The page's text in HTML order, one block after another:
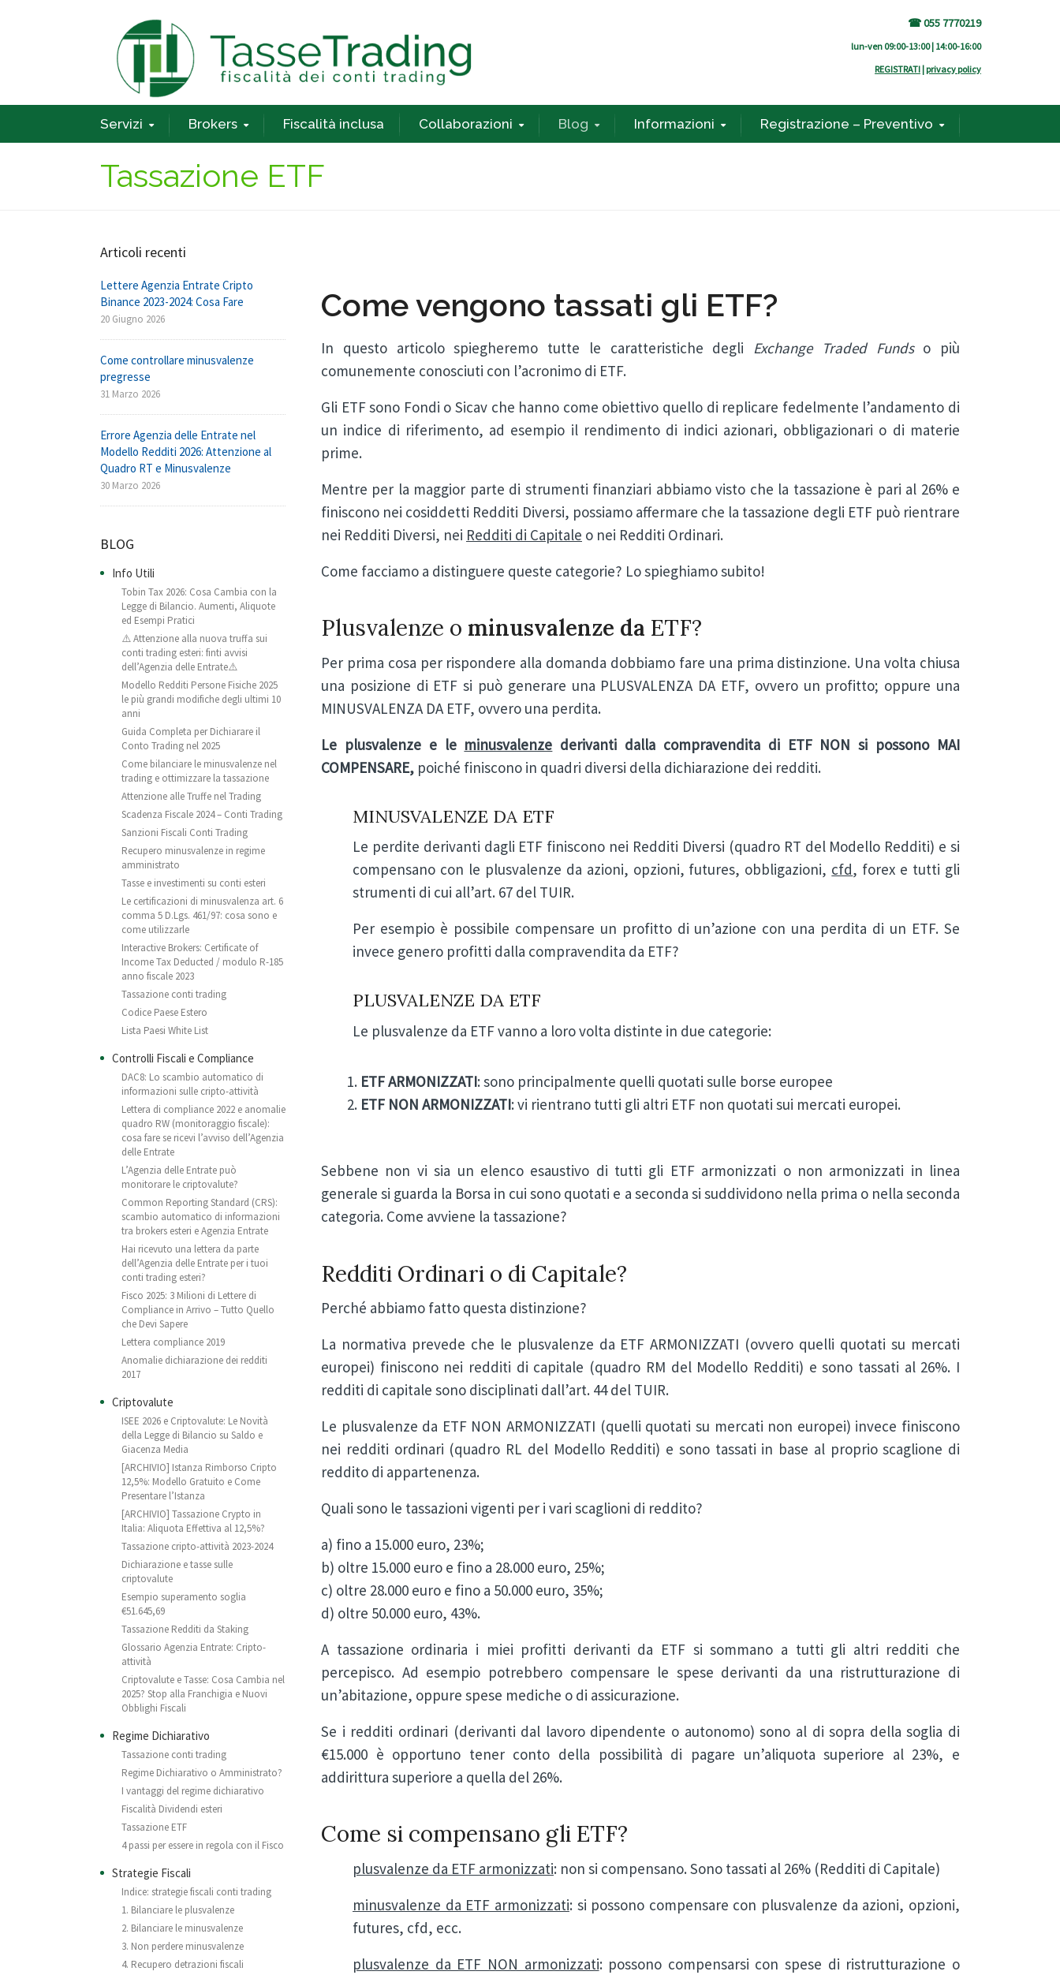
☎ 055 7770219
lun-ven 09:00-13:00 | 14:00-16:00
REGISTRATI | privacy policy
Servizi Brokers Fiscalità inclusa Collaborazioni Blog Informazioni Registrazione – Preventivo
Tassazione ETF
Come vengono tassati gli ETF?
In questo articolo spiegheremo tutte le caratteristiche degli Exchange Traded Fundso più
comunemente conosciuti con l’acronimo di ETF.
Gli ETF sono Fondi o Sicav che hanno come obiettivo quello di replicare fedelmente l’andamento di
un indice di riferimento, ad esempio il rendimento di indici azionari, obbligazionari o di materie
prime.
Mentre per la maggior parte di strumenti finanziari abbiamo visto che la tassazione è pari al 26% e
finiscono nei cosiddetti Redditi Diversi, possiamo affermare che la tassazione degli ETF può rientrare
nei Redditi Diversi, nei Redditi di Capitale o nei Redditi Ordinari.
Come facciamo a distinguere queste categorie? Lo spieghiamo subito!
Plusvalenze o minusvalenze da ETF?
Per prima cosa per rispondere alla domanda dobbiamo fare una prima distinzione. Una volta chiusa
una posizione di ETF si può generare una PLUSVALENZA DA ETF, ovvero un profitto; oppure una
MINUSVALENZA DA ETF, ovvero una perdita.
Le plusvalenze e le minusvalenze derivanti dalla compravendita di ETF NON si possono MAI
COMPENSARE, poiché finiscono in quadri diversi della dichiarazione dei redditi.
MINUSVALENZE DA ETF
Le perdite derivanti dagli ETF finiscono nei Redditi Diversi (quadro RT del Modello Redditi) e si
compensano con le plusvalenze da azioni, opzioni, futures, obbligazioni, cfd, forex e tutti gli
strumenti di cui all’art. 67 del TUIR.
Per esempio è possibile compensare un profitto di un’azione con una perdita di un ETF. Se
invece genero profitti dalla compravendita da ETF?
PLUSVALENZE DA ETF
Le plusvalenze da ETF vanno a loro volta distinte in due categorie:
ETF ARMONIZZATI: sono principalmente quelli quotati sulle borse europee
ETF NON ARMONIZZATI: vi rientrano tutti gli altri ETF non quotati sui mercati europei.
Sebbene non vi sia un elenco esaustivo di tutti gli ETF armonizzati o non armonizzati in linea
generale si guarda la Borsa in cui sono quotati e a seconda si suddividono nella prima o nella seconda
categoria. Come avviene la tassazione?
Redditi Ordinari o di Capitale?
Perché abbiamo fatto questa distinzione?
La normativa prevede che le plusvalenze da ETF ARMONIZZATI (ovvero quelli quotati su mercati
europei) finiscono nei redditi di capitale (quadro RM del Modello Redditi) e sono tassati al 26%. I
redditi di capitale sono disciplinati dall’art. 44 del TUIR.
Le plusvalenze da ETF NON ARMONIZZATI (quelli quotati su mercati non europei) invece finiscono
nei redditi ordinari (quadro RL del Modello Redditi) e sono tassati in base al proprio scaglione di
reddito di appartenenza.
Quali sono le tassazioni vigenti per i vari scaglioni di reddito?
a) fino a 15.000 euro, 23%;
b) oltre 15.000 euro e fino a 28.000 euro, 25%;
c) oltre 28.000 euro e fino a 50.000 euro, 35%;
d) oltre 50.000 euro, 43%.
A tassazione ordinaria i miei profitti derivanti da ETF si sommano a tutti gli altri redditi che
percepisco. Ad esempio potrebbero compensare le spese derivanti da una ristrutturazione di
un’abitazione, oppure spese mediche o di assicurazione.
Se i redditi ordinari (derivanti dal lavoro dipendente o autonomo) sono al di sopra della soglia di
€15.000 è opportuno tener conto della possibilità di pagare un’aliquota superiore al 23%, e
addirittura superiore a quella del 26%.
Come si compensano gli ETF?
plusvalenze da ETF armonizzati: non si compensano. Sono tassati al 26% (Redditi di Capitale)
minusvalenze da ETF armonizzati: si possono compensare con plusvalenze da azioni, opzioni,
futures, cfd, ecc.
plusvalenze da ETF NON armonizzati: possono compensarsi con spese di ristrutturazione o
Articoli recenti
Lettere Agenzia Entrate Cripto
Binance 2023-2024: Cosa Fare
20 Giugno 2026
Come controllare minusvalenze
pregresse
31 Marzo 2026
Errore Agenzia delle Entrate nel
Modello Redditi 2026: Attenzione al
Quadro RT e Minusvalenze
30 Marzo 2026
BLOG
Info Utili
Tobin Tax 2026: Cosa Cambia con la
Legge di Bilancio. Aumenti, Aliquote
ed Esempi Pratici
⚠️ Attenzione alla nuova truffa sui
conti trading esteri: finti avvisi
dell’Agenzia delle Entrate⚠️
Modello Redditi Persone Fisiche 2025
le più grandi modifiche degli ultimi 10
anni
Guida Completa per Dichiarare il
Conto Trading nel 2025
Come bilanciare le minusvalenze nel
trading e ottimizzare la tassazione
Attenzione alle Truffe nel Trading
Scadenza Fiscale 2024 – Conti Trading
Sanzioni Fiscali Conti Trading
Recupero minusvalenze in regime
amministrato
Tasse e investimenti su conti esteri
Le certificazioni di minusvalenza art. 6
comma 5 D.Lgs. 461/97: cosa sono e
come utilizzarle
Interactive Brokers: Certificate of
Income Tax Deducted / modulo R-185
anno fiscale 2023
Tassazione conti trading
Codice Paese Estero
Lista Paesi White List
Controlli Fiscali e Compliance
DAC8: Lo scambio automatico di
informazioni sulle cripto-attività
Lettera di compliance 2022 e anomalie
quadro RW (monitoraggio fiscale):
cosa fare se ricevi l’avviso dell’Agenzia
delle Entrate
L’Agenzia delle Entrate può
monitorare le criptovalute?
Common Reporting Standard (CRS):
scambio automatico di informazioni
tra brokers esteri e Agenzia Entrate
Hai ricevuto una lettera da parte
dell’Agenzia delle Entrate per i tuoi
conti trading esteri?
Fisco 2025: 3 Milioni di Lettere di
Compliance in Arrivo – Tutto Quello
che Devi Sapere
Lettera compliance 2019
Anomalie dichiarazione dei redditi
2017
Criptovalute
ISEE 2026 e Criptovalute: Le Novità
della Legge di Bilancio su Saldo e
Giacenza Media
[ARCHIVIO] Istanza Rimborso Cripto
12,5%: Modello Gratuito e Come
Presentare l’Istanza
[ARCHIVIO] Tassazione Crypto in
Italia: Aliquota Effettiva al 12,5%?
Tassazione cripto-attività 2023-2024
Dichiarazione e tasse sulle
criptovalute
Esempio superamento soglia
€51.645,69
Tassazione Redditi da Staking
Glossario Agenzia Entrate: Cripto-
attività
Criptovalute e Tasse: Cosa Cambia nel
2025? Stop alla Franchigia e Nuovi
Obblighi Fiscali
Regime Dichiarativo
Tassazione conti trading
Regime Dichiarativo o Amministrato?
I vantaggi del regime dichiarativo
Fiscalità Dividendi esteri
Tassazione ETF
4 passi per essere in regola con il Fisco
Strategie Fiscali
Indice: strategie fiscali conti trading
1. Bilanciare le plusvalenze
2. Bilanciare le minusvalenze
3. Non perdere minusvalenze
4. Recupero detrazioni fiscali